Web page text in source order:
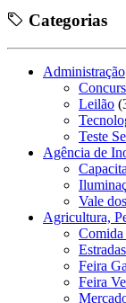
Categorias
Administração
Leilão
Teste
Agência de
Vale
Agricultura,
Comida
Feira
Feira